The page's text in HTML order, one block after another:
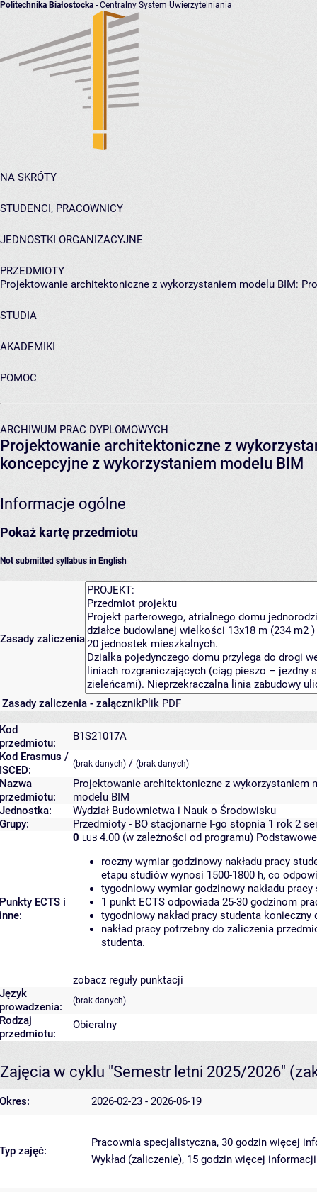
Politechnika Białostocka - Centralny System Uwierzytelniania
NA SKRÓTY
STUDENCI, PRACOWNICY
JEDNOSTKI ORGANIZACYJNE
PRZEDMIOTY
Projektowanie architektoniczne z wykorzystaniem modelu BIM:
STUDIA
AKADEMIKI
POMOC
ARCHIWUM PRAC DYPLOMOWYCH
Projektowanie architektoniczne z
koncepcyjne z wykorzystaniem modelu BIM
Informacje ogólne
Pokaż kartę przedmiotu
Not submitted syllabus in English
Zasady zaliczenia
Zasady zaliczenia - załącznikPlik PDF
Kod
przedmiotu:
B1S21017A
Kod Erasmus /
ISCED:
(brak danych) / (brak danych)
Nazwa
przedmiotu:
Projektowanie architektoniczne z wykorzystaniem
modelu BIM
Jednostka:
Wydział Budownictwa i Nauk o Środowisku
Grupy:
Przedmioty - BO stacjonarne I-go stopnia 1 rok 2
Punkty ECTS i
inne:
0 LUB 4.00 (w zależności od programu)
roczny wymiar godzinowy nakładu pracy
etapu studiów wynosi 1500-1800 h, co
tygodniowy wymiar godzinowy nakładu
1 punkt ECTS odpowiada 25-30 godzinom
tygodniowy nakład pracy studenta
nakład pracy potrzebny do zaliczenia
studenta.
zobacz reguły punktacji
Język
prowadzenia:
(brak danych)
Rodzaj
przedmiotu:
Obieralny
Zajęcia w cyklu "Semestr letni 2025/2026"
Okres: 2026-02-23 - 2026-06-19
Typ zajęć:
Pracownia specjalistyczna, 30 godzin więcej
Wykład (zaliczenie), 15 godzin więcej informacji